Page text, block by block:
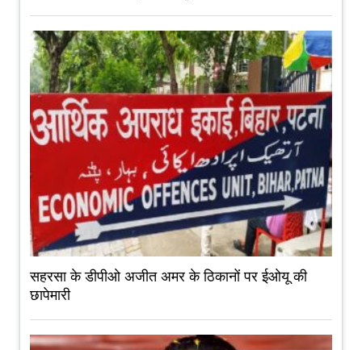
सहरसा के डीपीओ अजीत अमर के ठिकानों पर ईओयू की
छापेमारी